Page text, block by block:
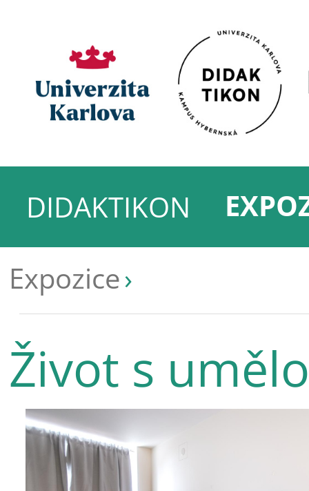
DIDAKTIKON
Expozice
Život s